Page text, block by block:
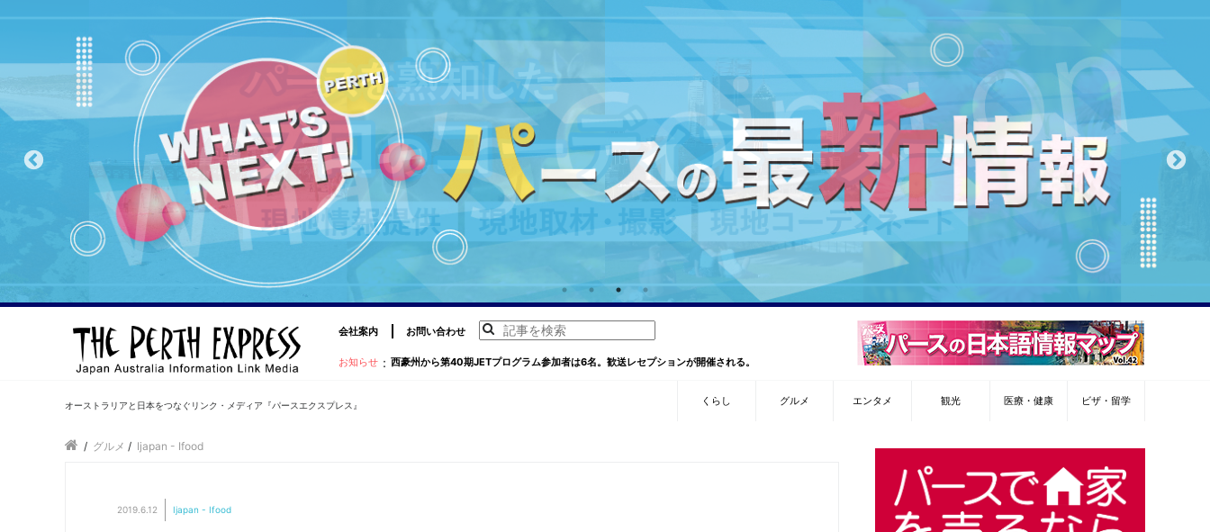
会社案内 お問い合わせ
お知らせ ： 西豪州から第40期JETプログラム参加者は6名。歓送レセプションが開催される。
オーストラリアと日本をつなぐリンク・メディア『パースエクスプレス』 くらし グルメ エンタメ 観光 医療・健康 ビザ・留学
/ グルメ / Ijapan - Ifood
2019.6.12 Ijapan - Ifood